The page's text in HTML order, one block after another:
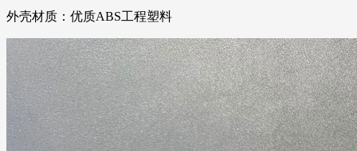
外壳材质：优质ABS工程塑料